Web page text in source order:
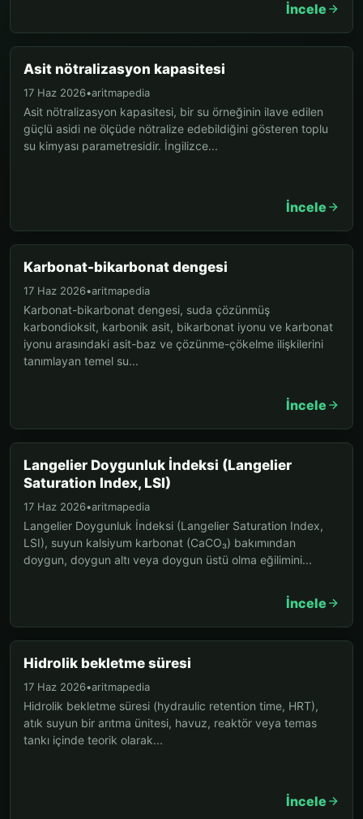
İncele
Asit nötralizasyon kapasitesi
17 Haz 2026•aritmapedia
Asit nötralizasyon kapasitesi, bir su örneğinin ilave edilen
güçlü asidi ne ölçüde nötralize edebildiğini gösteren toplu
su kimyası parametresidir. İngilizce...
İncele
Karbonat-bikarbonat dengesi
17 Haz 2026•aritmapedia
Karbonat-bikarbonat dengesi, suda çözünmüş
karbondioksit, karbonik asit, bikarbonat iyonu ve karbonat
iyonu arasındaki asit-baz ve çözünme-çökelme ilişkilerini
tanımlayan temel su...
İncele
Langelier Doygunluk İndeksi (Langelier
Saturation Index, LSI)
17 Haz 2026•aritmapedia
Langelier Doygunluk İndeksi (Langelier Saturation Index,
LSI), suyun kalsiyum karbonat (CaCO₃) bakımından
doygun, doygun altı veya doygun üstü olma eğilimini...
İncele
Hidrolik bekletme süresi
17 Haz 2026•aritmapedia
Hidrolik bekletme süresi (hydraulic retention time, HRT),
atık suyun bir arıtma ünitesi, havuz, reaktör veya temas
tankı içinde teorik olarak...
İncele